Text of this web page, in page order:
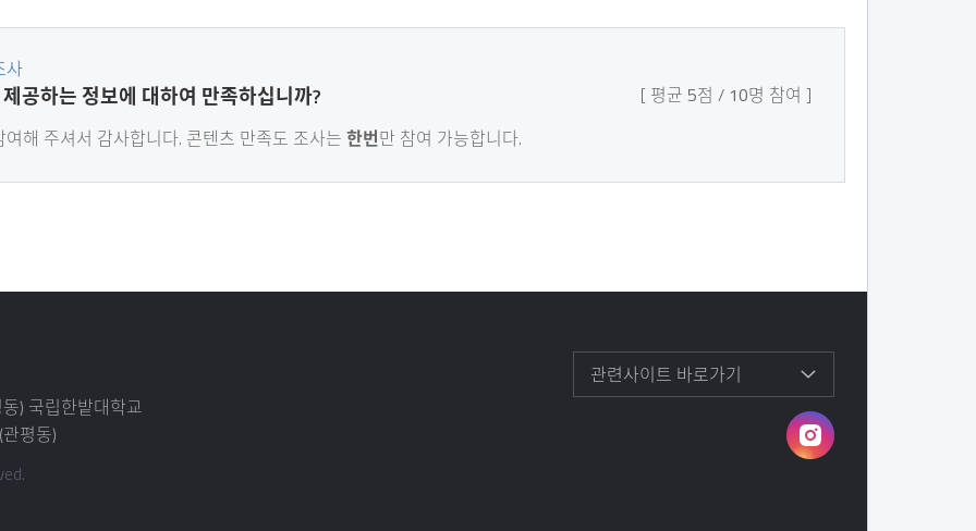
사
공하는 정보에 대하여 만족하십니까? 평균 5점 10명 참여
여해 주셔서 감사합니다. 콘텐츠 만족도 조사는 한번만 참여 가능합니다.
관련사이트 바로가기
인
) 국립한밭대학교
평동)